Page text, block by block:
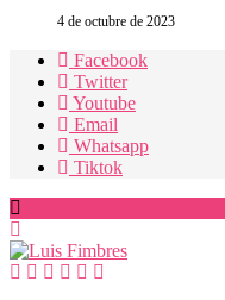
4 de octubre de 2023
Facebook
Twitter
Youtube
Email
Whatsapp
Tiktok